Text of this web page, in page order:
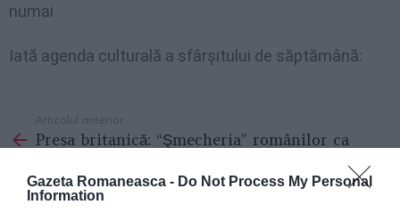
Gazeta Romaneasca - Do Not Process My Personal
Information
numai
Iată agenda culturală a sfârşitului de săptămână:
more
Articolul anterior
Presa britanică: “Şmecheria” românilor ca
Următorul articol